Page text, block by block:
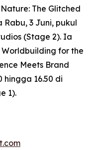
The Glitched
Rabu, 3 Juni, pukul
(Stage 2). Ia
Worldbuilding for the
Meets Brand
hingga 16.50 di
1).